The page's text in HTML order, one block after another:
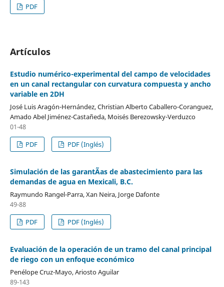
PDF
Artículos
Estudio numérico-experimental del campo de velocidades
en un canal rectangular con curvatura compuesta y ancho
variable en 2DH
José Luis Aragón-Hernández, Christian Alberto Caballero-Coranguez,
Amado Abel Jiménez-Castañeda, Moisés Berezowsky-Verduzco
01-48
PDF
PDF (Inglés)
Simulación de las garantÃ­as de abastecimiento para las
demandas de agua en Mexicali, B.C.
Raymundo Rangel-Parra, Xan Neira, Jorge Dafonte
49-88
PDF
PDF (Inglés)
Evaluación de la operación de un tramo del canal principal
de riego con un enfoque económico
Penélope Cruz-Mayo, Ariosto Aguilar
89-143